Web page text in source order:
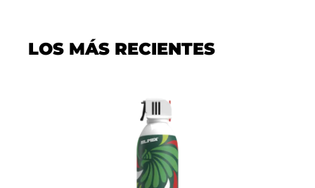
LOS MÁS RECIENTES